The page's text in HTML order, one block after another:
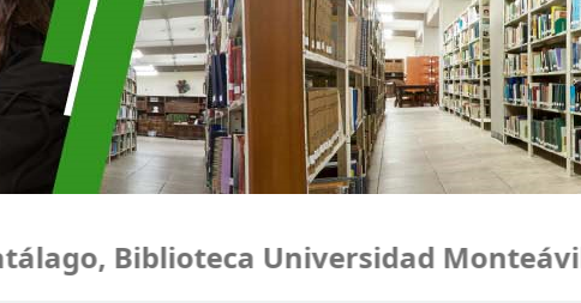
Biblioteca Universidad Monteávila